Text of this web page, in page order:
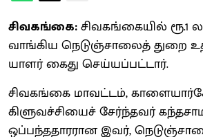
சிவகங்கை:சிவகங்​கை​யில் ரூ.1
வாங்​கிய நெடுஞ்​சாலைத் துறை
யாளர் கைது செய்யப்பட்டார்.
சிவகங்கை மாவட்​டம்,
கிளுவச்சியைச் சேர்ந்​தவர்
ஒப்பந்ததாரரான இவர்,